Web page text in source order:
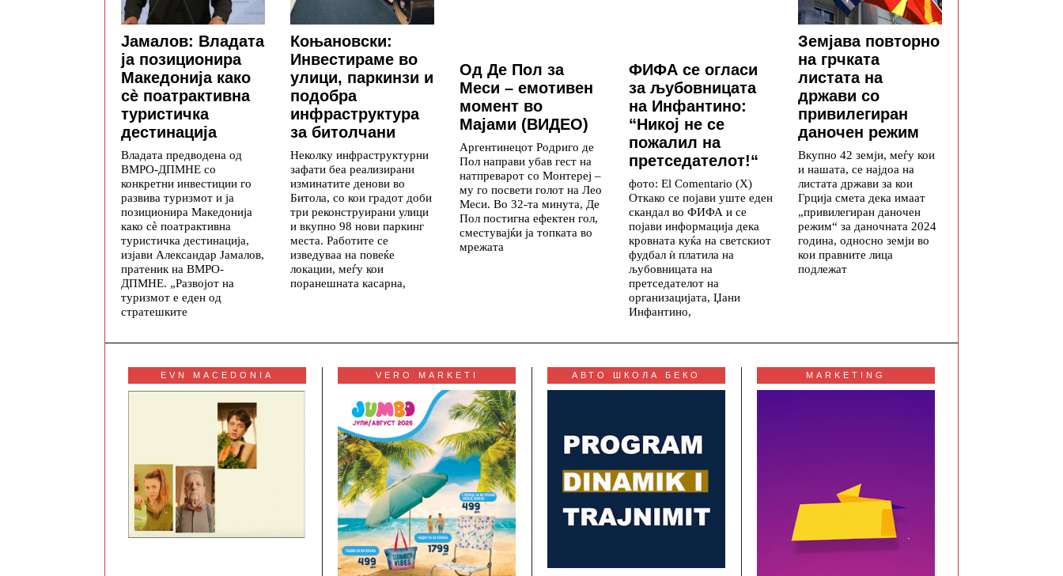
Јамалов: Владата
ја позиционира
Македонија како
сè поатрактивна
туристичка
дестинација
Владата предводена од
ВМРО-ДПМНЕ со
конкретни инвестиции го
развива туризмот и ја
позиционира Македонија
како сè поатрактивна
туристичка дестинација,
изјави Александар Јамалов,
пратеник на ВМРО-
ДПМНЕ. „Развојот на
туризмот е еден од
стратешките
Коњановски:
Инвестираме во
улици, паркинзи и
подобра
инфраструктура
за битолчани
Неколку инфраструктурни
зафати беа реализирани
изминатите денови во
Битола, со кои градот доби
три реконструирани улици
и вкупно 98 нови паркинг
места. Работите се
изведуваа на повеќе
локации, меѓу кои
поранешната касарна,
Од Де Пол за
Меси – емотивен
момент во
Мајами (ВИДЕО)
Аргентинецот Родриго де
Пол направи убав гест на
натпреварот со Монтереј –
му го посвети голот на Лео
Меси. Во 32-та минута, Де
Пол постигна ефектен гол,
сместувајќи ја топката во
мрежата
ФИФА се огласи
за љубовницата
на Инфантино:
“Никој не се
пожалил на
претседателот!“
фото: El Comentario (X)
Откако се појави уште еден
скандал во ФИФА и се
појави информација дека
кровната куќа на светскиот
фудбал ѝ платила на
љубовницата на
претседателот на
организацијата, Џани
Инфантино,
Земјава повторно
на грчката
листата на
држави со
привилегиран
даночен режим
Вкупно 42 земји, меѓу кои
и нашата, се најдоа на
листата држави за кои
Грција смета дека имаат
„привилегиран даночен
режим“ за даночната 2024
година, односно земји во
кои правните лица
подлежат
EVN MACEDONIA VERO MARKETI АВТО ШКОЛА БЕКО MARKETING